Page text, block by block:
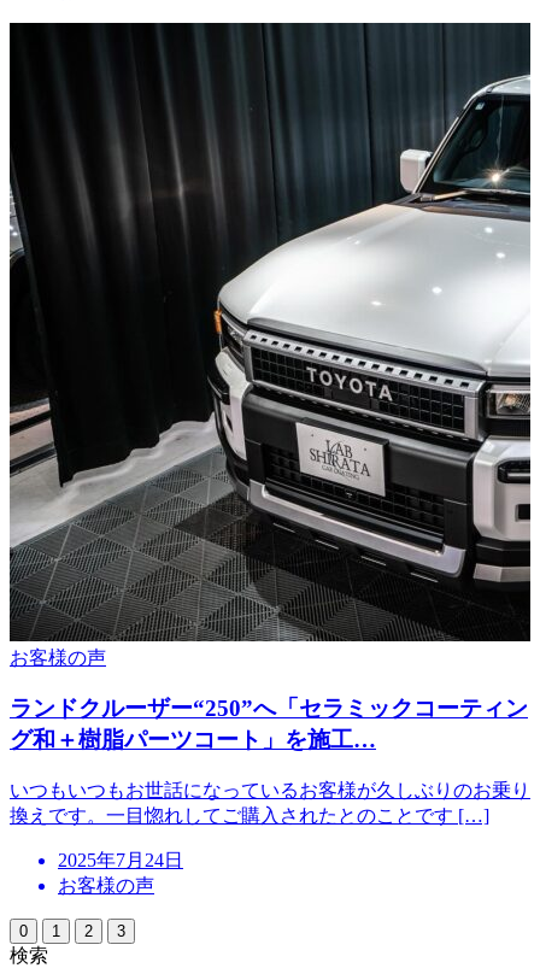
お客様の声
ランドクルーザー“250”へ「セラミックコーティン
グ和＋樹脂パーツコート」を施工…
いつもいつもお世話になっているお客様が久しぶりのお乗り
換えです。一目惚れしてご購入されたとのことです […]
投
稿
2025年7月24日
お客様の声
0 1 2 3
検索